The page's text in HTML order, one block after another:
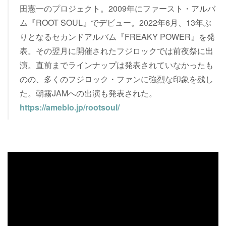
田憲一のプロジェクト。2009年にファースト・アルバ
ム『ROOT SOUL』でデビュー。2022年6月、13年ぶ
りとなるセカンドアルバム『FREAKY POWER』を発
表。その翌月に開催されたフジロックでは前夜祭に出
演。直前までラインナップは発表されていなかったも
のの、多くのフジロック・ファンに強烈な印象を残し
た。朝霧JAMへの出演も発表された。
https://ameblo.jp/rootsoul/